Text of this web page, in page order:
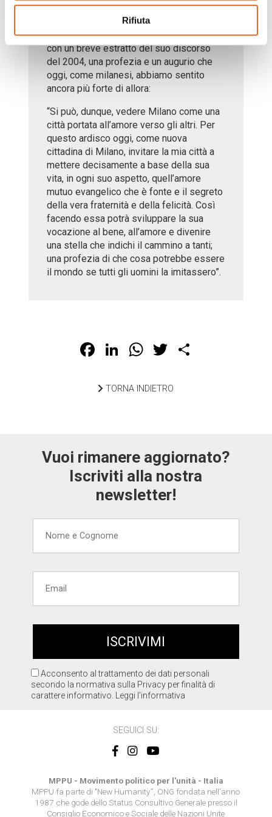
Rifiuta
Abbiamo lasciato la conclusione a Chiara,
con un breve estratto del suo discorso
del 2004, una profezia e un augurio che
oggi, come milanesi, abbiamo sentito
ancora più forte di allora:
“Si può, dunque, vedere Milano come una
città portata all’amore verso gli altri. Per
questo ardisco oggi, come nuova
cittadina di Milano, invitare la mia città a
mettere decisamente a base della sua
vita, in ogni suo aspetto, quell’amore
mutuo evangelico che è fonte e il segreto
della vera fraternità e della felicità. Così
facendo essa potrà sviluppare la sua
vocazione al bene, all’amore e divenire
una stella che indichi il cammino a tanti;
una profezia di che cosa potrebbe essere
il mondo se tutti gli uomini la imitassero”.
Facebook
LinkedIn
WhatsApp
Twitter
TORNA INDIETRO
Vuoi rimanere aggiornato?
Iscriviti alla nostra
newsletter!
Acconsento al trattamento dei dati personali
secondo la normativa sulla Privacy per finalità di
carattere informativo.
Leggi l'informativa
SEGUICI SU:
MPPU - Movimento politico per l'unità - Italia
MPPU fa parte di "New Humanity”, ONG fondata nell'anno
1987 che gode dello Status Consultivo Generale presso il
Consiglio Economico e Sociale delle Nazioni Unite